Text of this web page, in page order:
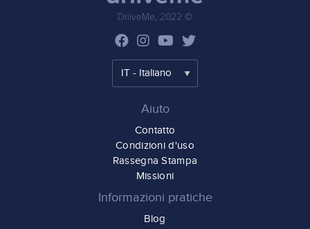
DriiveMe, 2022 ©
Aiuto
Contatto
Condizioni d'uso
Rassegna Stampa
Missioni
Informazioni pratiche
Blog